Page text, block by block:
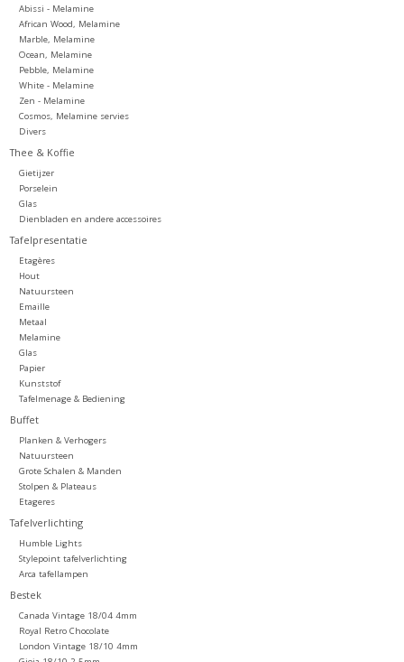
Abissi - Melamine
African Wood, Melamine
Marble, Melamine
Ocean, Melamine
Pebble, Melamine
White - Melamine
Zen - Melamine
Cosmos, Melamine servies
Divers
Thee & Koffie
Gietijzer
Porselein
Glas
Dienbladen en andere accessoires
Tafelpresentatie
Etagères
Hout
Natuursteen
Emaille
Metaal
Melamine
Glas
Papier
Kunststof
Tafelmenage & Bediening
Buffet
Planken & Verhogers
Natuursteen
Grote Schalen & Manden
Stolpen & Plateaus
Etageres
Tafelverlichting
Humble Lights
Stylepoint tafelverlichting
Arca tafellampen
Bestek
Canada Vintage 18/04 4mm
Royal Retro Chocolate
London Vintage 18/10 4mm